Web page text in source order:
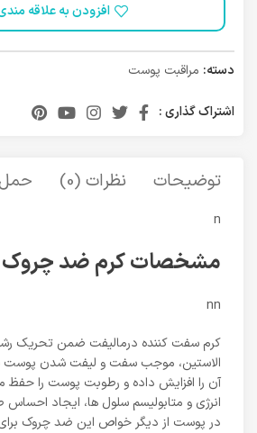
افزودن به علاقه
دسته: مراقبت پوست
اشتراک گذاری :
توضیحات نظرات (0) حمل
n
مشخصات کرم ضد چروک
nn
کرم سفت کننده درمالیفت ضمن تحریک
الاستین، موجب سفت و لیفت شدن پوست
آن را افزایش داده و رطوبت پوست را حفظ
انرژی و متابولیسم سلول ها، ایجاد احساس
در پوست از دیگر خواص این ضد چروک